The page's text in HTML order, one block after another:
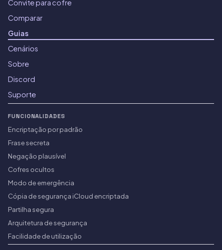
Convite para cofre
Comparar
Guias
Cenários
Sobre
Discord
Suporte
FUNCIONALIDADES
Encriptação por padrão
Frase secreta
Negação plausível
Cofres ocultos
Modo de emergência
Cópia de segurança iCloud encriptada
Partilha segura
Arquitetura de segurança
Facilidade de utilização